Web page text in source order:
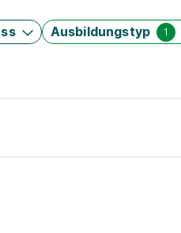
Ausbildungstyp 1